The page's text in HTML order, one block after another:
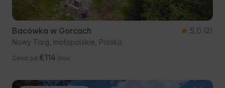
Bacówka w Gorcach 5.0 (2)
Nowy Targ, małopolskie, Polska
Cena od €114 /noc